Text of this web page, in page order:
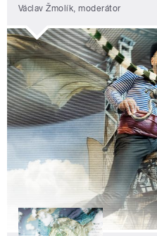
Václav Žmolík, moderátor